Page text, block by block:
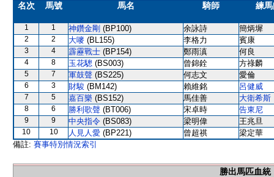
名次 馬號 馬名 騎師 練
1 1 神鑽金剛 (BP100) 余詠詩 簡炳墀
2 2 大嘜 (BL155) 李格力 賓康
3 4 霹靂戰士 (BP154) 鄭雨滇 何良
4 8 玉花驄 (BS003) 曾錦銓 方祿麟
5 7 軍鼓聲 (BS225) 何志文 愛倫
6 3 財駿 (BM142) 賴維銘 呂健威
7 5 嘉百樂 (BS152) 馬佳善 大衛希斯
8 6 勝利歌聲 (BT006) 宋卓時 告東尼
9 9 中央指令 (BS083) 梁明偉 王兆旦
10 10 人見人愛 (BP221) 曾超祺
梁定華
備註: 賽事特別情況索引
勝出馬匹血統